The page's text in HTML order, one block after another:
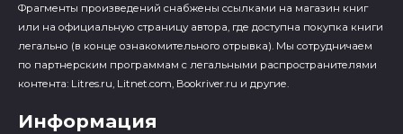
Фрагменты произведений cнабжены ссылками на магазин книг
или на официальную страницу автора, где доступна покупка книги
легально (в конце ознакомительного отрывка). Мы сотрудничаем
по партнерским программам с легальными распространителями
контента: Litres.ru, Litnet.com, Bookriver.ru и другие.
Информация